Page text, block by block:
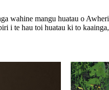
wahine mangu huatau o
i te hau toi huatau ki to